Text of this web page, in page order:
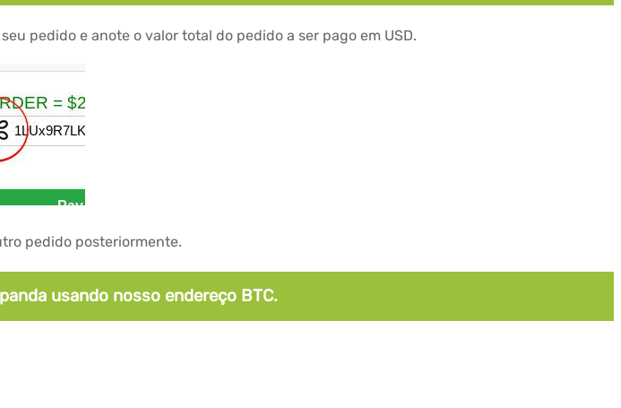
pedido e anote o valor total do pedido a ser pago em USD.
pedido posteriormente.
usando nosso endereço BTC.